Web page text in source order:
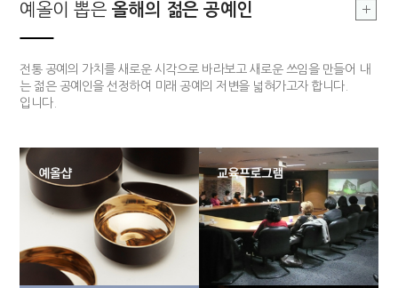
부여, 지역문화싹틔우기
부여 지역의 공예를 기반으로 한 지역문화를 발전시킴으로 공예 커뮤니티
의 구심점을 구축하고자 합니다.
예올이 뽑은 올해의 장인
전통적 기법과 기능을 구현할 수 있고 개방적 사고를 가지고 있는 장인 한
분을 매년 선정하여 작품개발 및 판매까지 전 과정을 함께하는 후원 사업
입니다.
예올이 뽑은 올해의 젊은 공예인
전통 공예의 가치를 새로운 시각으로 바라보고 새로운 쓰임을 만들어 내
는 젊은 공예인을 선정하여 미래 공예의 저변을 넓혀가고자 합니다.
부여, 지역문화올해의 장인